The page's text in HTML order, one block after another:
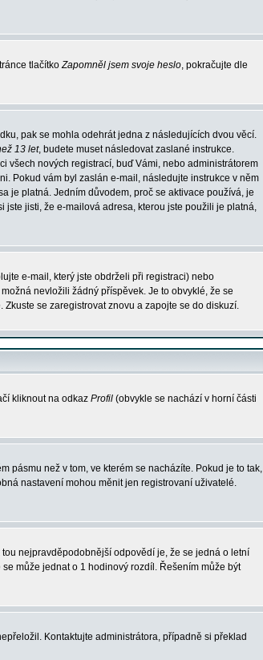
tlačítkoZapomněl jsem svoje heslo, pokračujte dle
pak se mohla odehrát jedna z následujících dvou věcí.
13 let, budete muset následovat zaslané instrukce.
všech nových registrací, buď Vámi, nebo administrátorem
Pokud vám byl zaslán e-mail, následujte instrukce v něm
je platná. Jedním důvodem, proč se aktivace používá, je
jste jisti, že e-mailová adresa, kterou jste použili je platná,
e-mail, který jste obdrželi při registraci) nebo
nevložili žádný příspěvek. Je to obvyklé, že se
se zaregistrovat znovu a zapojte se do diskuzí.
kliknout na odkaz Profil (obvykle se nachází v horní části
pásmu než v tom, ve kterém se nacházíte. Pokud je to tak,
nastavení mohou měnit jen registrovaní uživatelé.
nejpravděpodobnější odpovědí je, že se jedná o letní
může jednat o 1 hodinový rozdíl. Řešením může být
Kontaktujte administrátora, případně si překlad